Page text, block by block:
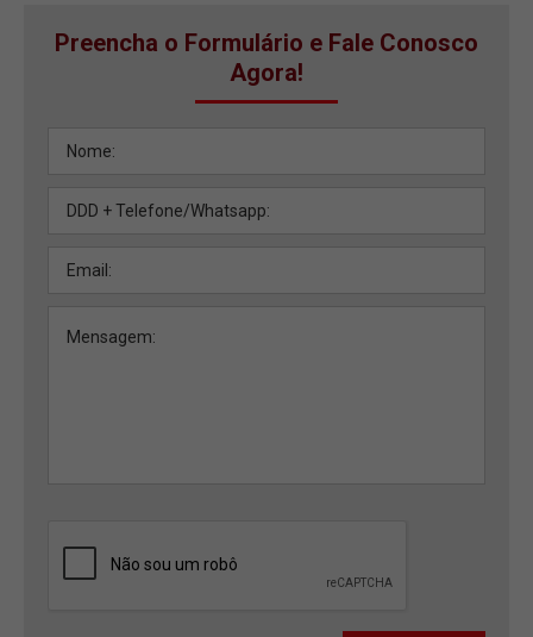
Preencha o Formulário e Fale Conosco
Agora!